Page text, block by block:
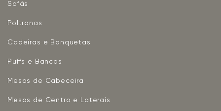
Sofás
Poltronas
Cadeiras e Banquetas
Puffs e Bancos
Mesas de Cabeceira
Mesas de Centro e Laterais